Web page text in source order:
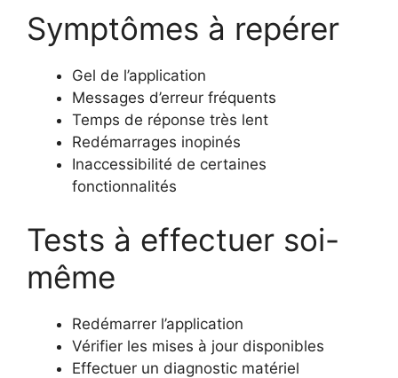
Symptômes à repérer
Gel de l’application
Messages d’erreur fréquents
Temps de réponse très lent
Redémarrages inopinés
Inaccessibilité de certaines
fonctionnalités
Tests à effectuer soi-
même
Redémarrer l’application
Vérifier les mises à jour disponibles
Effectuer un diagnostic matériel